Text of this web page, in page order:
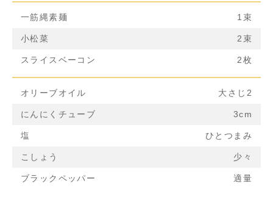
一筋縄素麺 1束
小松菜 2束
スライスベーコン 2枚
オリーブオイル 大さじ2
にんにくチューブ 3cm
塩 ひとつまみ
こしょう 少々
ブラックペッパー 適量